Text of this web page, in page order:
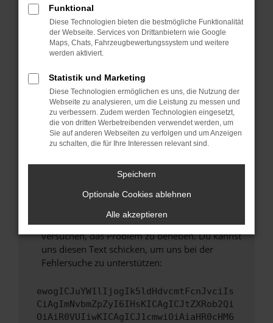
verhindern. Funktioniert die Seite in einem
anderen Browser oder in einem privaten
Fenster?
Starte dein Gerät neu.
Probleme zu beheben.
Stelle sicher, dass dein Browser und dein
Betriebssystem auf dem neuesten Stand
sind.
Veraltete Software birgt nicht nur ein
Sicherheitsrisiko, sondern kann auch dazu
führen, dass bestimmte Funktionen nicht mehr
unterstützt werden.
Wende dich an den Webseitenbetreiber.
Wenn du alle oben genannten Schritte versucht
hast, kontaktiere uns bitte. Wir werden
versuchen, das Problem zu beheben. Du kannst
uns diesen Text schicken, um uns bei der
Fehlersuche zu unterstützen:
ewogICJuYW1lIjogIk5ldHdvcmtFcnJvciIs
CiAgImNvbmZpZyI6IHsKICAgICJtZXRob2Qi
OiAiR0VUIiwKICAgICJ1cmwiOiAiaHR0cHM6
Funktional
Diese Technologien bieten die bestmögliche Funktionalität
der Webseite. Services von Drittanbietern wie Google
Maps, Chats, Fahrzeugbewertungssystem und weitere
werden aktiviert.
Statistik und Marketing
Diese Technologien ermöglichen es uns, die Nutzung der
Webseite zu analysieren, um die Leistung zu messen und
zu verbessern. Zudem werden Technologien eingesetzt,
die von dritten Werbetreibenden verwendet werden, um
Sie auf anderen Webseiten zu verfolgen und um Anzeigen
zu schalten, die für Ihre Interessen relevant sind.
Speichern
Optionale Cookies ablehnen
Alle akzeptieren